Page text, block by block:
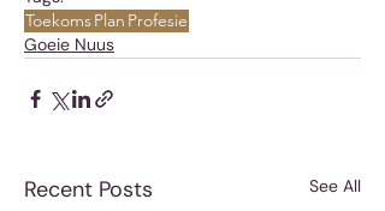
ToekomsPlan Profesie
Goeie Nuus
Recent Posts See All